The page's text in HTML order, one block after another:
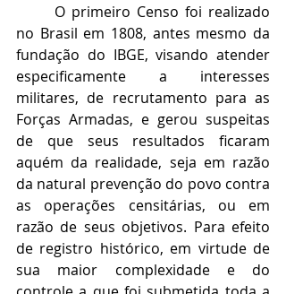
O primeiro Censo foi realizado
no Brasil em 1808, antes mesmo da
fundação do IBGE, visando atender
especificamente a interesses
militares, de recrutamento para as
Forças Armadas, e gerou suspeitas
de que seus resultados ficaram
aquém da realidade, seja em razão
da natural prevenção do povo contra
as operações censitárias, ou em
razão de seus objetivos. Para efeito
de registro histórico, em virtude de
sua maior complexidade e do